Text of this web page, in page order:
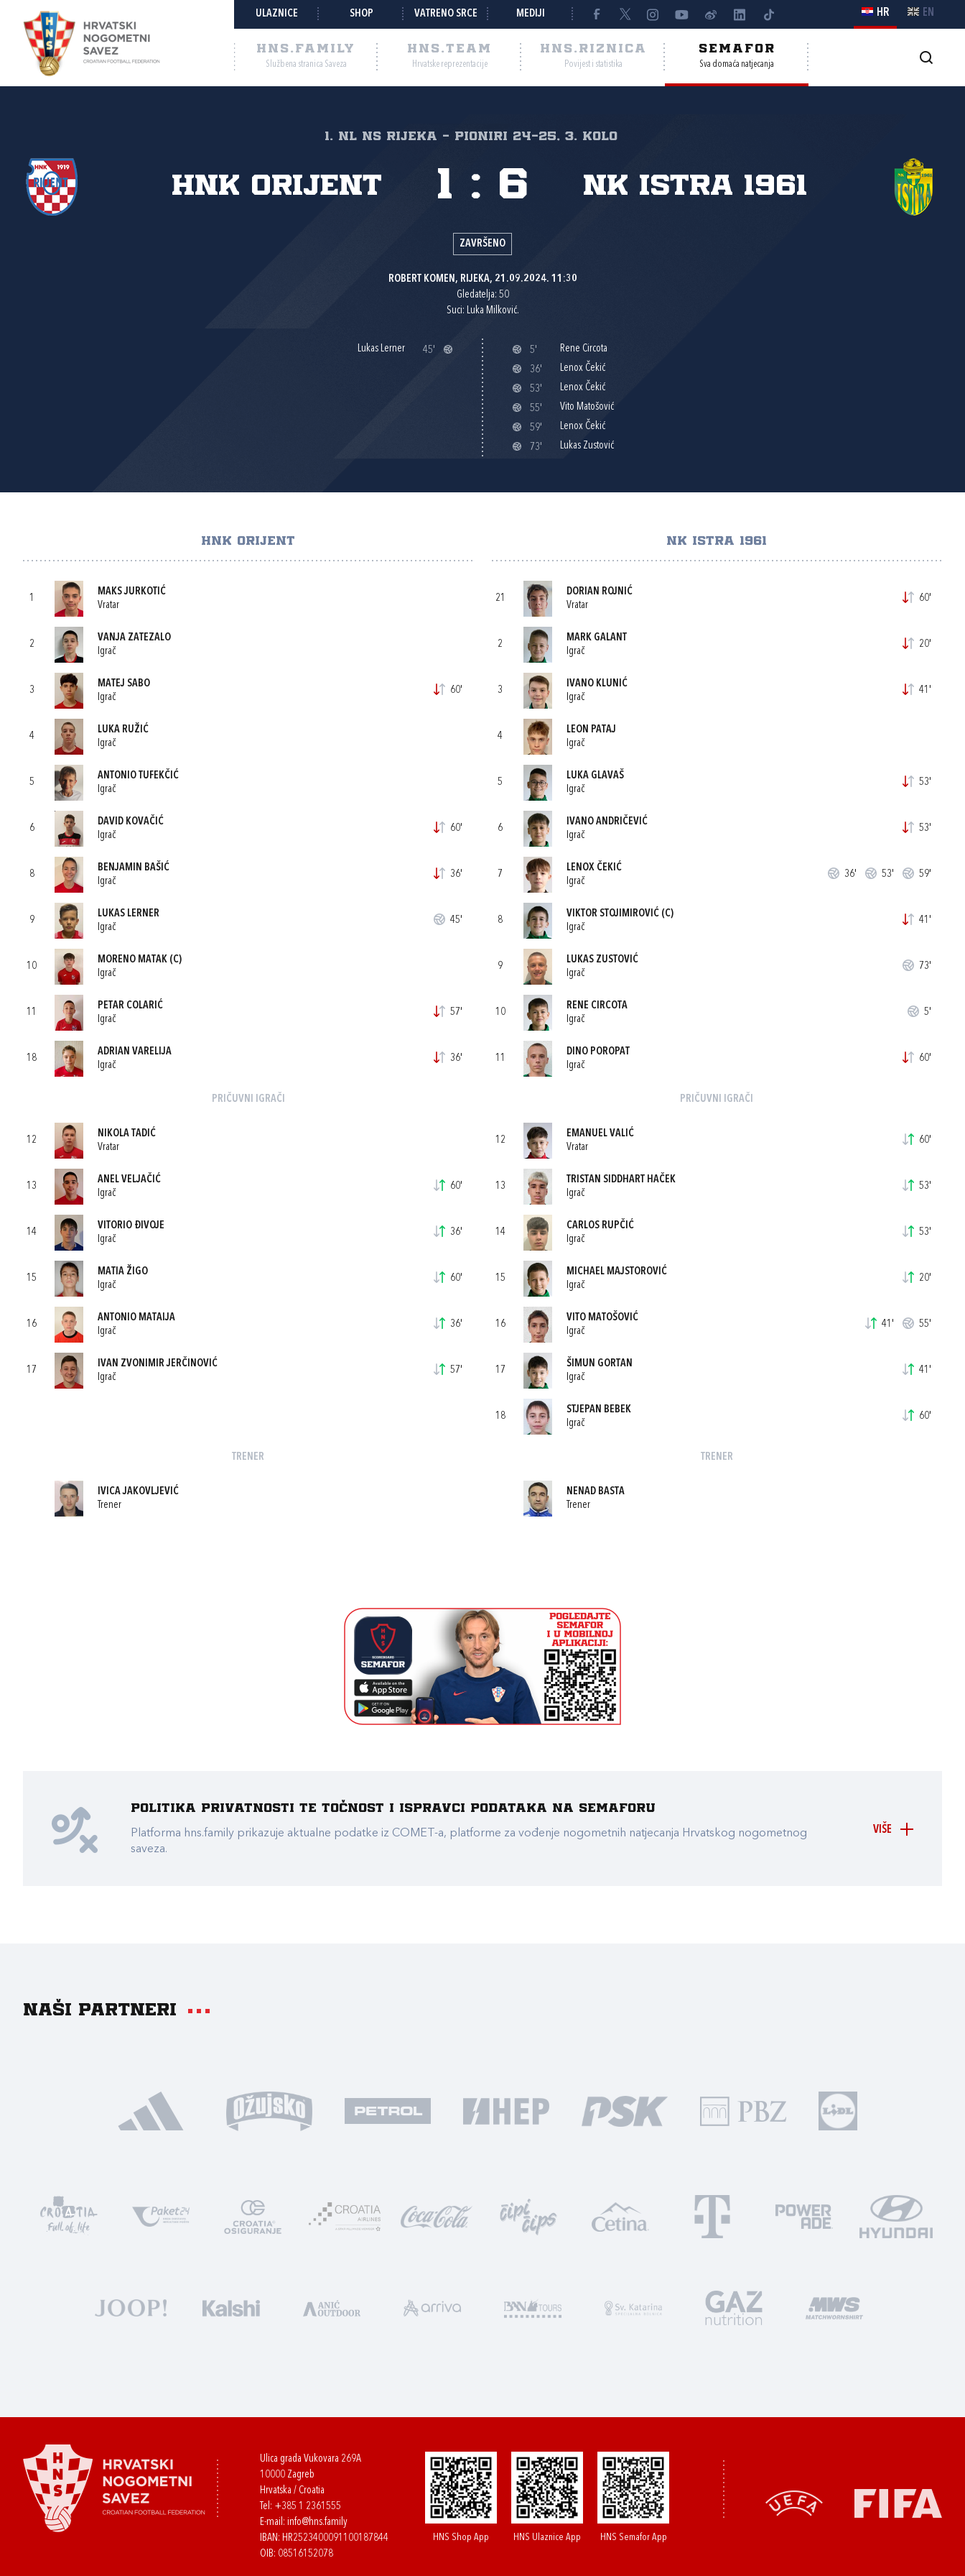
ULAZNICE SHOP VATRENO SRCE MEDIJI HR EN
HNS.FAMILY
Službena stranica Saveza
HNS.TEAM
Hrvatske reprezentacije
HNS.RIZNICA
Povijest i statistika
SEMAFOR
Sva domaća natjecanja
1. NL NS Rijeka - pioniri 24-25, 3. kolo
HNK Orijent NK Istra 1961
1 : 6
ZAVRŠENO
ROBERT KOMEN, RIJEKA, 21.09.2024. 11:30
Gledatelja: 50
Suci: Luka Milković.
Lukas Lerner 45' 5'
Rene Circota
36'
Lenox Čekić
53'
Lenox Čekić
55'
Vito Matošović
59'
Lenox Čekić
73'
Lukas Zustović
HNK ORIJENT
1
MAKS JURKOTIĆ
Vratar
2
VANJA ZATEZALO
Igrač
3
MATEJ SABO
Igrač
60'
4
LUKA RUŽIĆ
Igrač
5
ANTONIO TUFEKČIĆ
Igrač
6
DAVID KOVAČIĆ
Igrač
60'
8
BENJAMIN BAŠIĆ
Igrač
36'
9
LUKAS LERNER
Igrač
45'
10
MORENO MATAK (C)
Igrač
11
PETAR COLARIĆ
Igrač
57'
18
ADRIAN VARELIJA
Igrač
36'
PRIČUVNI IGRAČI
12
NIKOLA TADIĆ
Vratar
13
ANEL VELJAČIĆ
Igrač
60'
14
VITORIO ĐIVOJE
Igrač
36'
15
MATIA ŽIGO
Igrač
60'
16
ANTONIO MATAIJA
Igrač
36'
17
IVAN ZVONIMIR JERČINOVIĆ
Igrač
57'
TRENER
IVICA JAKOVLJEVIĆ
Trener
NK ISTRA 1961
21
DORIAN ROJNIĆ
Vratar
60'
2
MARK GALANT
Igrač
20'
3
IVANO KLUNIĆ
Igrač
41'
4
LEON PATAJ
Igrač
5
LUKA GLAVAŠ
Igrač
53'
6
IVANO ANDRIČEVIĆ
Igrač
53'
7
LENOX ČEKIĆ
Igrač
36' 53' 59'
8
VIKTOR STOJIMIROVIĆ(C)
Igrač
41'
9
LUKAS ZUSTOVIĆ
Igrač
73'
10
RENE CIRCOTA
Igrač
5'
11
DINO POROPAT
Igrač
60'
PRIČUVNI IGRAČI
12
EMANUEL VALIĆ
Vratar
60'
13
TRISTAN SIDDHART HAČEK
Igrač
53'
14
CARLOS RUPČIĆ
Igrač
53'
15
MICHAEL MAJSTOROVIĆ
Igrač
20'
16
VITO MATOŠOVIĆ
Igrač
41' 55'
17
ŠIMUN GORTAN
Igrač
41'
18
STJEPAN BEBEK
Igrač
60'
TRENER
NENAD BASTA
Trener
VIŠE
Politika privatnosti te točnost i ispravci podataka na Semaforu
Platforma hns.family prikazuje aktualne podatke iz COMET-a, platforme za vođenje nogometnih natjecanja Hrvatskog nogometnog
saveza.
Naši partneri
Ulica grada Vukovara 269A
10000 Zagreb
Hrvatska / Croatia
Tel: +385 1 2361555
E-mail: info@hns.family
IBAN: HR2523400091100187844
OIB: 08516152078
HNS Shop App HNS Ulaznice App HNS Semafor App